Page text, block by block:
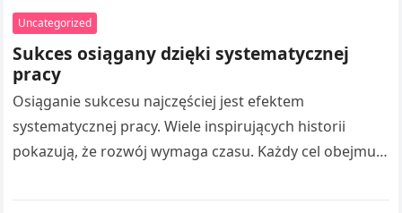
pozyskiwaniem klientów. Czytanie takich publikacji
umożliwia rozszerzaniu wiedzy z…
Uncategorized
Sukces osiągany dzięki systematycznej
pracy
Osiąganie sukcesu najczęściej jest efektem
systematycznej pracy. Wiele inspirujących historii
pokazują, że rozwój wymaga czasu. Każdy cel obejmuje